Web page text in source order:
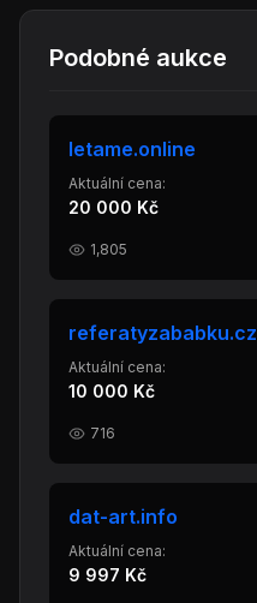
Podobné aukce
letame.online
Aktuální cena:
20 000 Kč
1,805
referatyzababku.cz
Aktuální cena:
10 000 Kč
716
dat-art.info
Aktuální cena:
9 997 Kč